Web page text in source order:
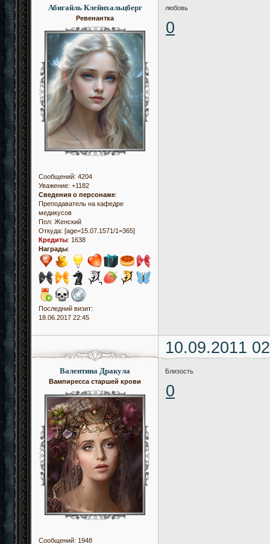
Абигайль Клейнхальцберг
Ревенантка
Сообщений: 4204
Уважение: +1182
Сведения о персонаже:
Преподаватель на кафедре
медикусов
Пол: Женский
Откуда: [age=15.07.1571/1=365]
Кредиты: 1638
Награды:
Последний визит:
18.06.2017 22:45
любовь
0
10.09.2011
Валентина Дракула
Вампиресса старшей крови
Сообщений: 1948
Близость
0